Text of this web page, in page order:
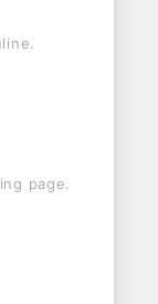
page.